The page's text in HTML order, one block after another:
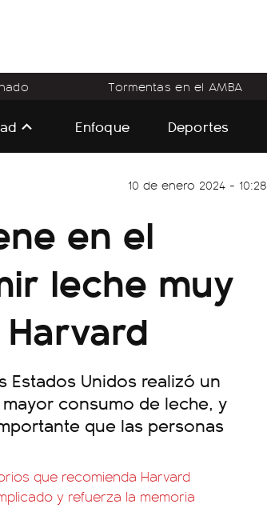
Tormentas en el AMBA
Enfoque Deportes
10 de enero 2024 - 10:28
en el
leche muy
Estados Unidos realizó un
consumo de leche, y
que las personas
que recomienda Harvard
y refuerza la memoria